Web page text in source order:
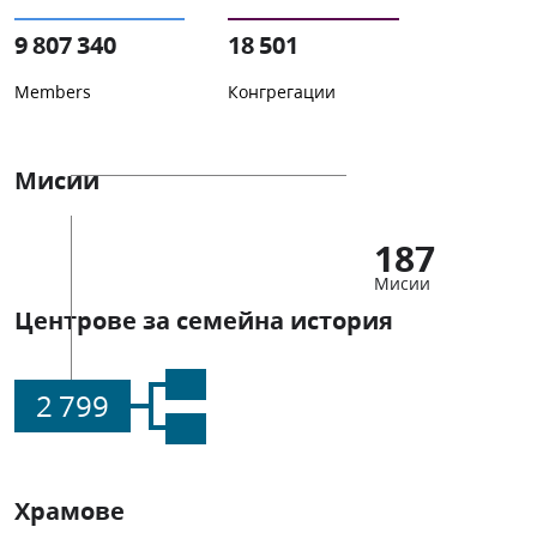
9 807 340
Members
18 501
Конгрегации
Мисии
187
Мисии
Центрове за семейна история
2 799
Храмове